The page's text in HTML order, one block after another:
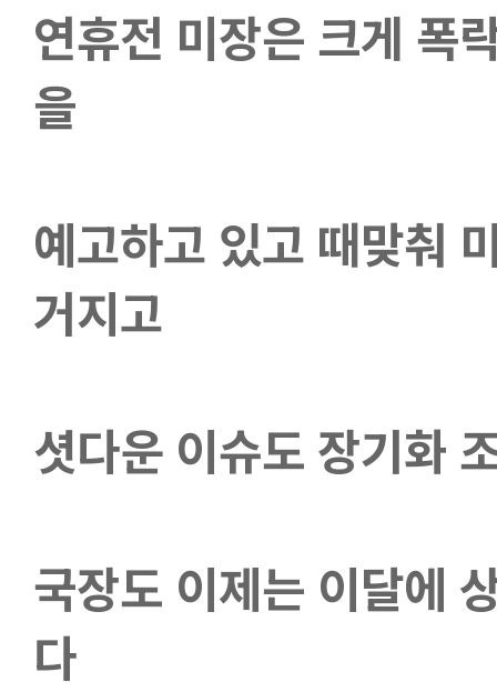
연휴전 미장은 크게 폭
을
예고하고 있고 때맞춰
거지고
셧다운 이슈도 장기화
국장도 이제는 이달에
다